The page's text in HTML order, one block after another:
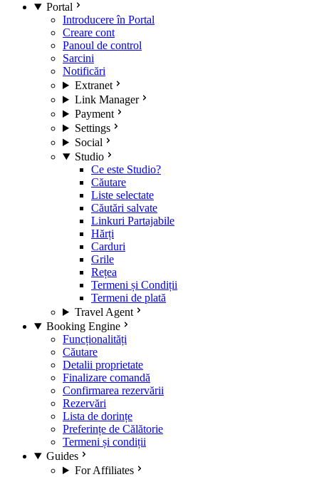
Portal
Introducere în Portal
Creare cont
Panoul de control
Sarcini
Notificări
Extranet
Link Manager
Payment
Settings
Social
Studio
Ce este Studio?
Căutare
Liste selectate
Căutări salvate
Linkuri Partajabile
Hărți
Carduri
Grile
Rețea
Termeni și Condiții
Termeni de plată
Travel Agent
Booking Engine
Funcționalități
Căutare
Detalii proprietate
Finalizare comandă
Confirmarea rezervării
Rezervări
Lista de dorințe
Preferințe de Călătorie
Termeni și condiții
Guides
For Affiliates